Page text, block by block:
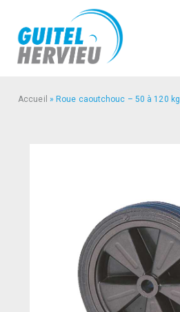
Accueil » Roue caoutchouc – 50 à 120 kg